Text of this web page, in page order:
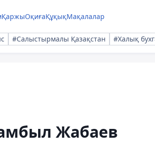
ҚаржыОқиғаҚұқықМақалалар
#Салыстырмалы Қазақстан #Халық
Жабаев